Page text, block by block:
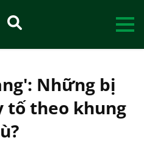
Những bị
tố theo khung